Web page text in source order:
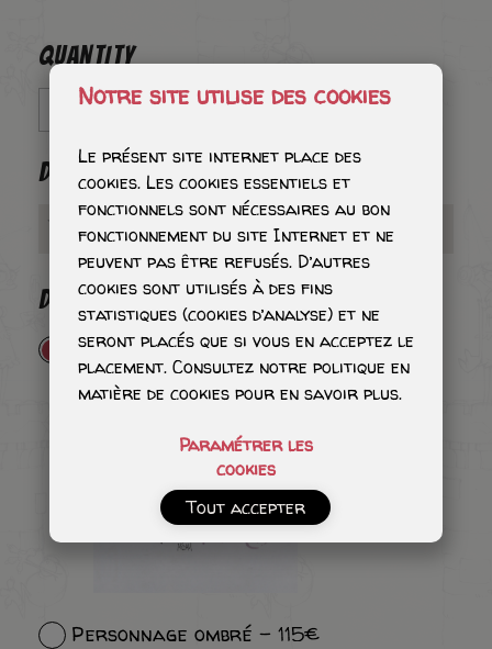
QUANTITY
DEDICATION
DEDICATION
Tête avec quelques ombres - 65€
Personnage ombré - 115€
Notre site utilise des cookies
Le présent site internet place des
cookies. Les cookies essentiels et
fonctionnels sont nécessaires au bon
fonctionnement du site Internet et ne
peuvent pas être refusés. D’autres
cookies sont utilisés à des fins
statistiques (cookies d’analyse) et ne
seront placés que si vous en acceptez le
placement. Consultez notre politique en
matière de cookies pour en savoir plus.
Paramétrer les
cookies
Tout accepter